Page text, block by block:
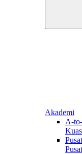
Akademi
A-